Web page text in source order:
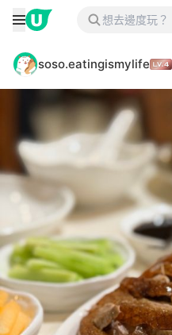
soso.eatingismylife